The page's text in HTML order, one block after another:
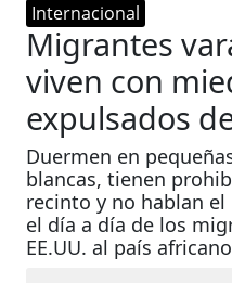
Internacional
Migrantes
viven con
expulsados
Duermen en
blancas, tienen
recinto y no hablan el
el día a día de los
EE.UU. al país